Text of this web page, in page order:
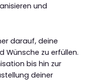
und
darauf, deine
Wünsche zu erfüllen.
bis hin zur
deiner